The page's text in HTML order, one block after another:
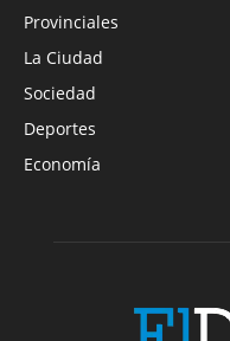
Provinciales
La Ciudad
Sociedad
Deportes
Economía